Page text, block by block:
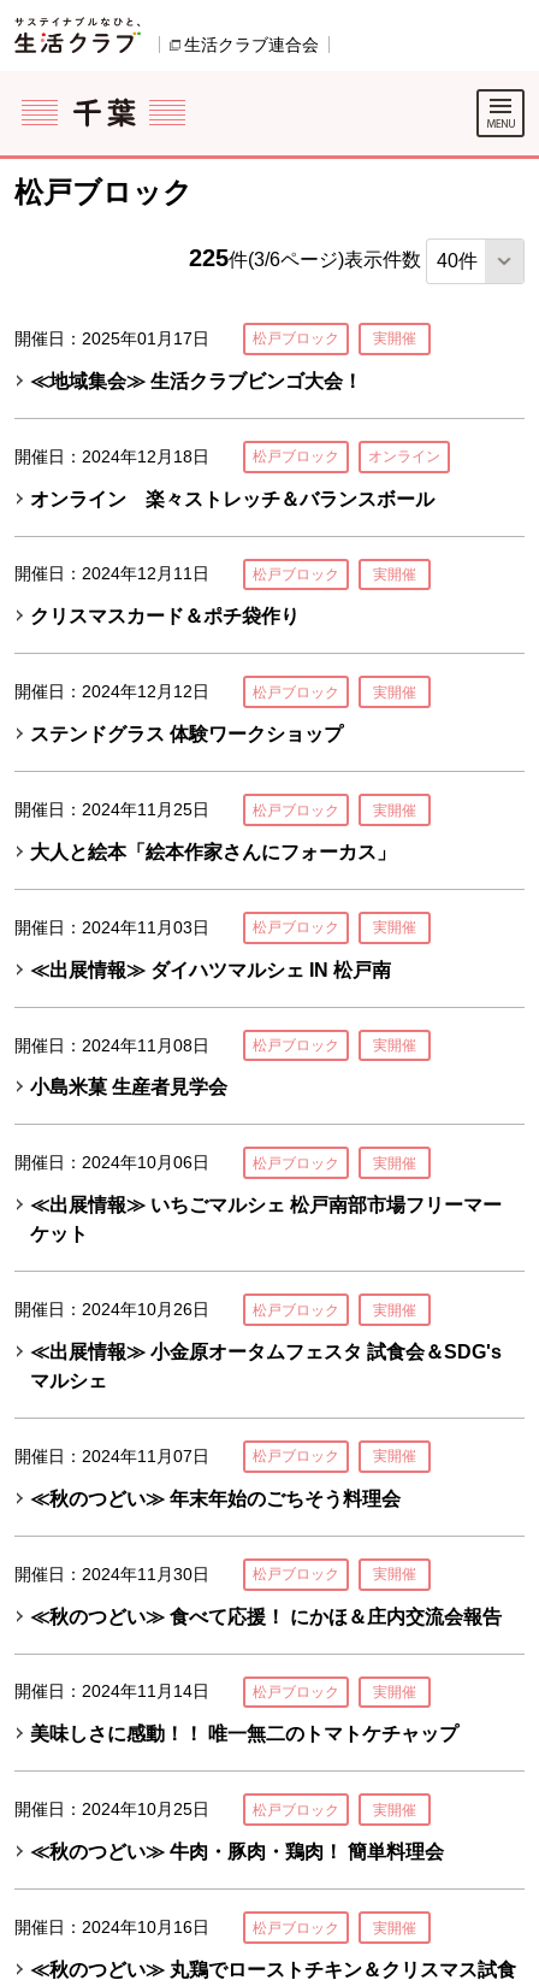
ページの先頭です。
生活クラブ連合会
ここからサイト内共通メニューです。
サイト内共通メニューをスキップする
サイト内共通メニューここまで。
松戸ブロック
225件(3/6ページ)表示件数
開催日：2025年01月17日 松戸ブロック 実開催
≪地域集会≫ 生活クラブビンゴ大会！
開催日：2024年12月18日 松戸ブロック オンライン
オンライン 楽々ストレッチ＆バランスボール
開催日：2024年12月11日 松戸ブロック 実開催
クリスマスカード＆ポチ袋作り
開催日：2024年12月12日 松戸ブロック 実開催
ステンドグラス 体験ワークショップ
開催日：2024年11月25日 松戸ブロック 実開催
大人と絵本「絵本作家さんにフォーカス」
開催日：2024年11月03日 松戸ブロック 実開催
≪出展情報≫ ダイハツマルシェ IN 松戸南
開催日：2024年11月08日 松戸ブロック 実開催
小島米菓 生産者見学会
開催日：2024年10月06日 松戸ブロック 実開催
≪出展情報≫ いちごマルシェ 松戸南部市場フリーマー
ケット
開催日：2024年10月26日 松戸ブロック 実開催
≪出展情報≫ 小金原オータムフェスタ 試食会＆SDG's
マルシェ
開催日：2024年11月07日 松戸ブロック 実開催
≪秋のつどい≫ 年末年始のごちそう料理会
開催日：2024年11月30日 松戸ブロック 実開催
≪秋のつどい≫ 食べて応援！ にかほ＆庄内交流会報告
開催日：2024年11月14日 松戸ブロック 実開催
美味しさに感動！！ 唯一無二のトマトケチャップ
開催日：2024年10月25日 松戸ブロック 実開催
≪秋のつどい≫ 牛肉・豚肉・鶏肉！ 簡単料理会
開催日：2024年10月16日 松戸ブロック 実開催
≪秋のつどい≫ 丸鶏でローストチキン＆クリスマス試食